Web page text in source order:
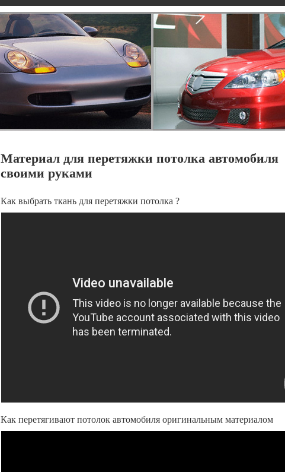
Материал для перетяжки потолка автомобиля
своими руками
Как выбрать ткань для перетяжки потолка ?
Как перетягивают потолок автомобиля оригинальным материалом